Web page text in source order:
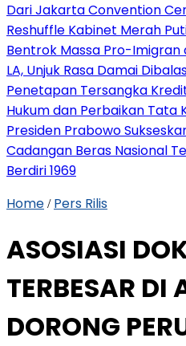
Dari Jakarta Convention
Reshuffle Kabinet Merah
Bentrok Massa Pro-Imigran
LA, Unjuk Rasa Damai
Penetapan Tersangka
Hukum dan Perbaikan Tata
Presiden Prabowo
Cadangan Beras Nasional
Berdiri 1969
Home / Pers Rilis
ASOSIASI
TERBESAR DI
DORONG